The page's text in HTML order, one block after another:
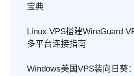
宝典
Linux VPS搭建WireGuard
多平台连接指南
Windows美国VPS装向日葵